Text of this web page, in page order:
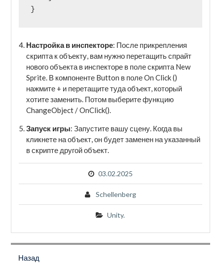
}
Настройка в инспекторе: После прикрепления
скрипта к объекту, вам нужно перетащить спрайт
нового объекта в инспекторе в поле скрипта New
Sprite. В компоненте Button в поле On Click ()
нажмите + и перетащите туда объект, который
хотите заменить. Потом выберите функцию
ChangeObject / OnClick().
Запуск игры: Запустите вашу сцену. Когда вы
кликнете на объект, он будет заменен на указанный
в скрипте другой объект.
03.02.2025
Schellenberg
Unity.
Навигация
поНазад